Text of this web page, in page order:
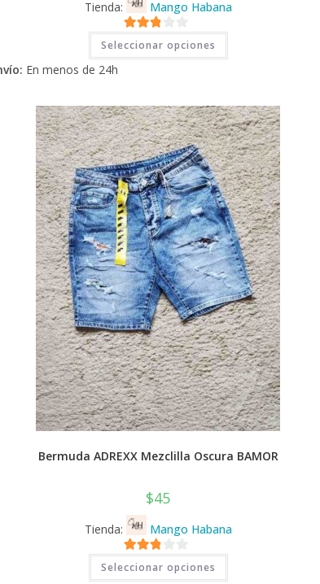
Tienda: Mango Habana
2.71
de 5
Seleccionar opciones
Este
tiene
opciones
se
pueden
elegir
en
la
página
de
producto
En menos de 24h
Bermuda ADREXX Mezclilla Oscura BAMOR
$45
Tienda: Mango Habana
2.71
de 5
Seleccionar opciones
Este